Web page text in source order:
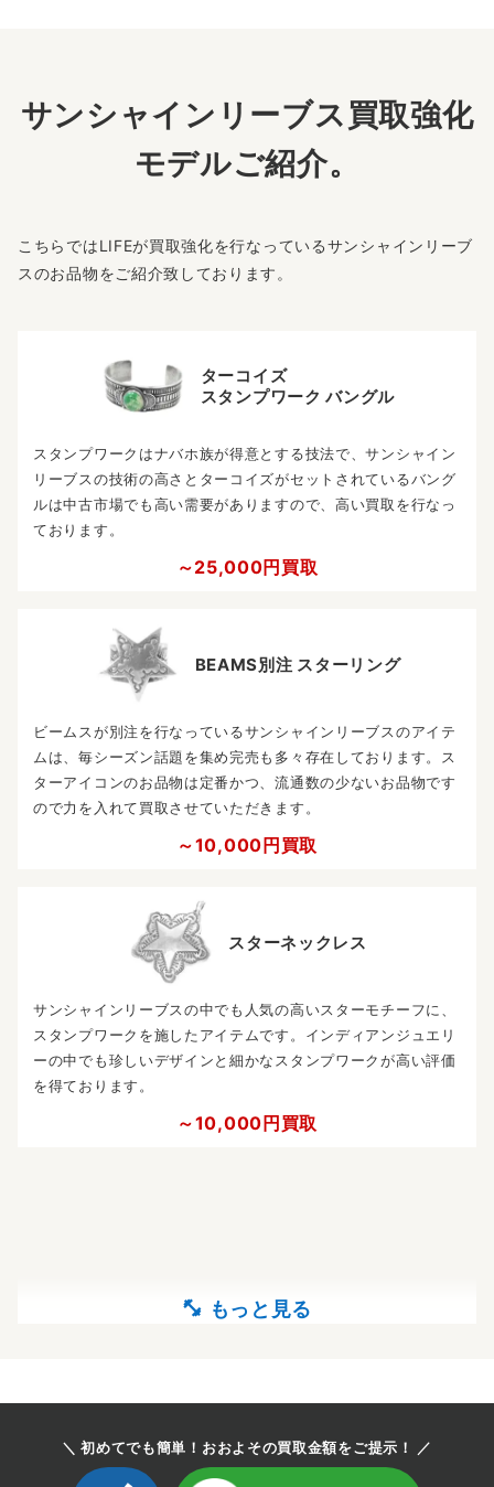
サンシャインリーブス買取強化
モデルご紹介。
こちらではLIFEが買取強化を行なっているサンシャインリーブ
スのお品物をご紹介致しております。
ターコイズ
スタンプワーク バングル
スタンプワークはナバホ族が得意とする技法で、サンシャイン
リーブスの技術の高さとターコイズがセットされているバング
ルは中古市場でも高い需要がありますので、高い買取を行なっ
ております。
～25,000円買取
BEAMS別注 スターリング
ビームスが別注を行なっているサンシャインリーブスのアイテ
ムは、毎シーズン話題を集め完売も多々存在しております。ス
ターアイコンのお品物は定番かつ、流通数の少ないお品物です
ので力を入れて買取させていただきます。
～10,000円買取
スターネックレス
サンシャインリーブスの中でも人気の高いスターモチーフに、
スタンプワークを施したアイテムです。インディアンジュエリ
ーの中でも珍しいデザインと細かなスタンプワークが高い評価
を得ております。
～10,000円買取
＼ 初めてでも簡単！おおよその買取金額をご提示！ ／